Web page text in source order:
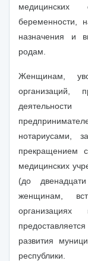
беременности,
назначения и
родам.
Женщинам,
организаций,
нотариусами,
прекращением
медицинских
(до
женщинам,
развития
республики.